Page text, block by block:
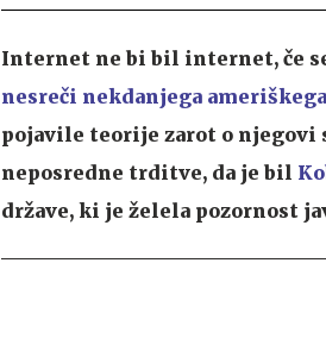
Internet ne bi bil internet, če
nesreči nekdanjega
pojavile teorije zarot o njegovi
neposredne trditve, da je bil
države, ki je želela pozornost